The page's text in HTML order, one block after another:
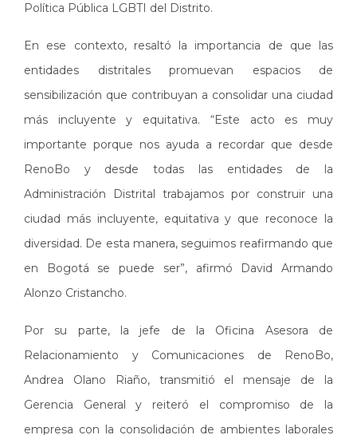
Política Pública LGBTI del Distrito.
En ese contexto, resaltó la importancia de que las
entidades distritales promuevan espacios de
sensibilización que contribuyan a consolidar una ciudad
más incluyente y equitativa. “Este acto es muy
importante porque nos ayuda a recordar que desde
RenoBo y desde todas las entidades de la
Administración Distrital trabajamos por construir una
ciudad más incluyente, equitativa y que reconoce la
diversidad. De esta manera, seguimos reafirmando que
en Bogotá se puede ser”, afirmó David Armando
Alonzo Cristancho.
Por su parte, la jefe de la Oficina Asesora de
Relacionamiento y Comunicaciones de RenoBo,
Andrea Olano Riaño, transmitió el mensaje de la
Gerencia General y reiteró el compromiso de la
empresa con la consolidación de ambientes laborales